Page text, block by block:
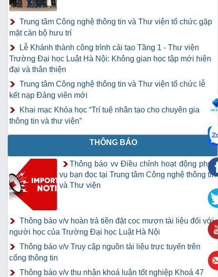
Trung tâm Công nghệ thông tin và Thư viện tổ chức gặp
mặt cán bộ hưu trí
Lễ Khánh thành công trình cải tạo Tầng 1 - Thư viện
Trường Đại học Luật Hà Nội: Không gian học tập mới hiện
đại và thân thiện
Trung tâm Công nghệ thông tin và Thư viện tổ chức lễ
kết nạp Đảng viên mới
Khai mạc Khóa học “Trí tuệ nhân tạo cho chuyên gia
thông tin và thư viện”
THÔNG BÁO
Thông báo vv Điều chỉnh hoạt động phục
vụ bạn đọc tại Trung tâm Công nghệ thông tin
và Thư viện
Thông báo v/v hoàn trả tiền đặt cọc mượn tài liệu đối với
người học của Trường Đại học Luật Hà Nội
Thông báo v/v Truy cập nguồn tài liệu trực tuyến trên
cổng thông tin
Thông báo v/v thu nhận khoá luận tốt nghiệp Khoá 47